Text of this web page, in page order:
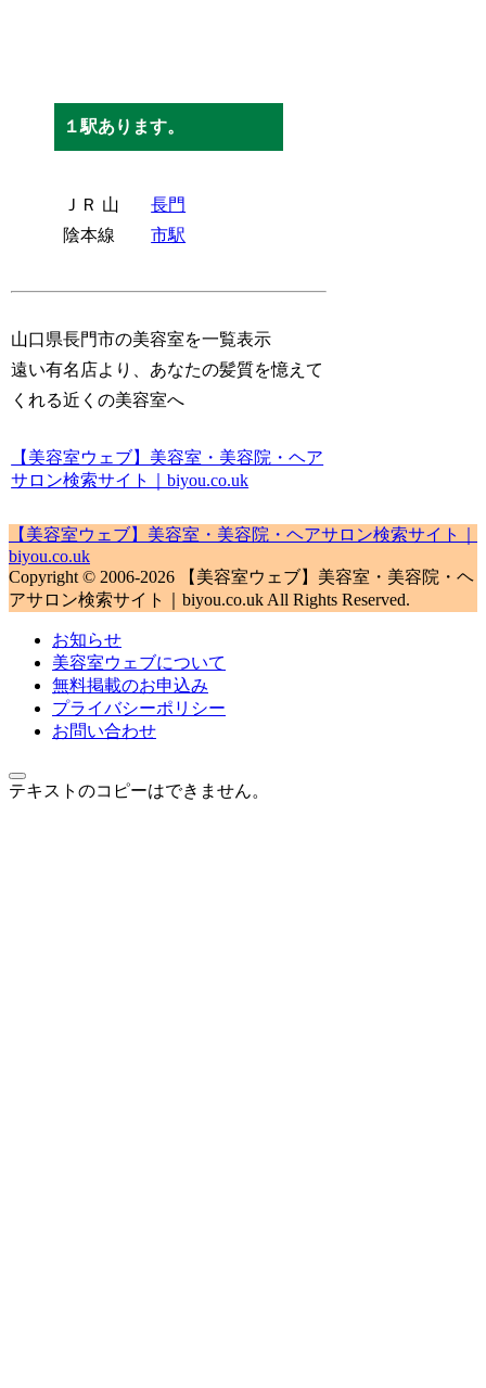
１駅あります。
ＪＲ 山
陰本線
長門
市駅
山口県長門市の美容室を一覧表示
遠い有名店より、あなたの髪質を憶えて
くれる近くの美容室へ
【美容室ウェブ】美容室・美容院・ヘア
サロン検索サイト｜biyou.co.uk
【美容室ウェブ】美容室・美容院・ヘアサロン検索サイト｜
biyou.co.uk
Copyright © 2006-2026 【美容室ウェブ】美容室・美容院・ヘ
アサロン検索サイト｜biyou.co.uk All Rights Reserved.
お知らせ
美容室ウェブについて
無料掲載のお申込み
プライバシーポリシー
お問い合わせ
テキストのコピーはできません。